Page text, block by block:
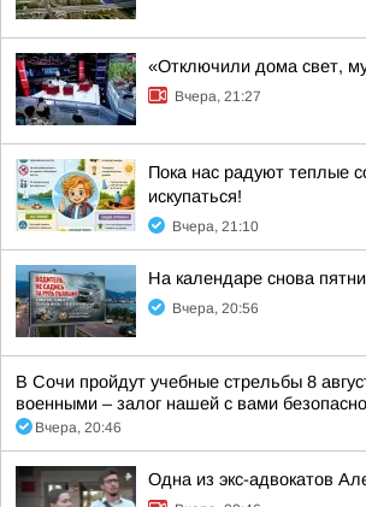
«Отключили дома свет,
Вчера, 21:27
Пока нас радуют теплые
искупаться!
Вчера, 21:10
На календаре снова
Вчера, 20:56
В Сочи пройдут учебные стрельбы 8
военными – залог нашей с вами
Вчера, 20:46
Одна из экс-адвокатов